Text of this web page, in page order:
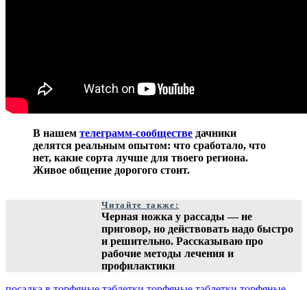
В нашем телеграмм-сообществе дачники
делятся реальным опытом: что сработало, что
нет, какие сорта лучше для твоего региона.
Живое общение дорогого стоит.
Читайте также:
Черная ножка у рассады — не
приговор, но действовать надо быстро
и решительно. Рассказываю про
рабочие методы лечения и
профилактики